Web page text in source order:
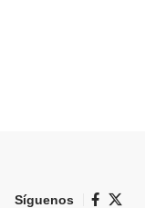
Síguenos